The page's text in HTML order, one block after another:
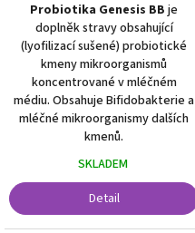
Probiotika Genesis BB je
doplněk stravy obsahující
(lyofilizací sušené) probiotické
kmeny mikroorganismů
koncentrované v mléčném
médiu. Obsahuje Bifidobakterie a
mléčné mikroorganismy dalších
kmenů.
SKLADEM
Detail